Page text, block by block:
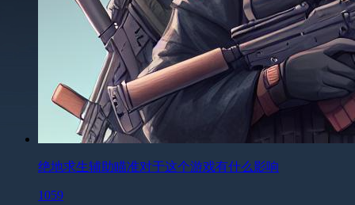
绝地求生辅助瞄准对于这个游戏有什么影响
1059